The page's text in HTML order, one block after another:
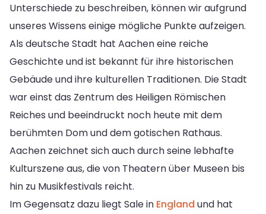
Unterschiede zu beschreiben, können wir aufgrund
unseres Wissens einige mögliche Punkte aufzeigen.
Als deutsche Stadt hat Aachen eine reiche
Geschichte und ist bekannt für ihre historischen
Gebäude und ihre kulturellen Traditionen. Die Stadt
war einst das Zentrum des Heiligen Römischen
Reiches und beeindruckt noch heute mit dem
berühmten Dom und dem gotischen Rathaus.
Aachen zeichnet sich auch durch seine lebhafte
Kulturszene aus, die von Theatern über Museen bis
hin zu Musikfestivals reicht.
Im Gegensatz dazu liegt Sale in England und hat